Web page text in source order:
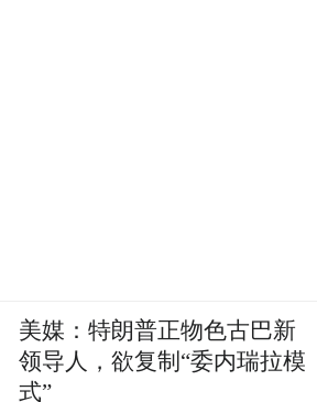
美媒：特朗普正物色古巴新
领导人，欲复制“委内瑞拉模
式”